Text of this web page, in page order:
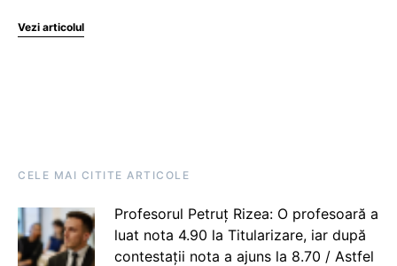
Vezi articolul
CELE MAI CITITE ARTICOLE
Profesorul Petruț Rizea: O profesoară a
luat nota 4.90 la Titularizare, iar după
contestații nota a ajuns la 8.70 / Astfel